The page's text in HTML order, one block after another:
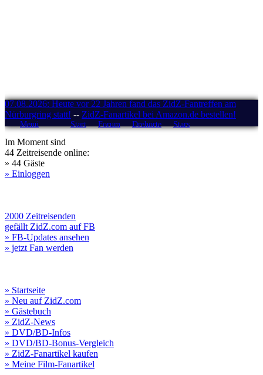
07.08.2026: Heute vor 22 Jahren fand das ZidZ-Fantreffen am
Nürburgring statt! -- ZidZ-Fanartikel bei Amazon.de bestellen!
Menü Start Forum Drehorte Stars
Im Moment sind
44 Zeitreisende online:
» 44 Gäste
» Einloggen
2000 Zeitreisenden
gefällt ZidZ.com auf FB
» FB-Updates ansehen
» jetzt Fan werden
» Startseite
» Neu auf ZidZ.com
» Gästebuch
» ZidZ-News
» DVD/BD-Infos
» DVD/BD-Bonus-Vergleich
» ZidZ-Fanartikel kaufen
» Meine Film-Fanartikel